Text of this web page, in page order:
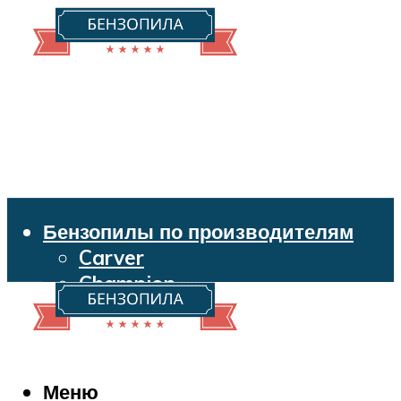
Бензопилы по производителям
Carver
Champion
Echo
Husqvarna
Makita
Меню